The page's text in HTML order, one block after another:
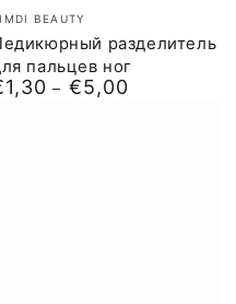
BEAUTY
разделитель
пальцев ног
€5,00